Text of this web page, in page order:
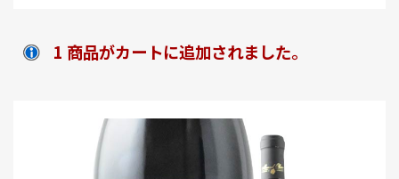
1 商品がカートに追加されました。